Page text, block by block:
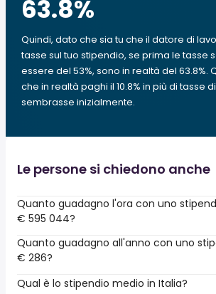
63.8%
Quindi, dato che sia tu che il datore di
tasse sul tuo stipendio, se prima le tasse
essere del 53%, sono in realtà del 63.8%.
che in realtà paghi il 10.8% in più di tasse
sembrasse inizialmente.
Le persone si chiedono anche
Quanto guadagno l'ora con uno
€ 595 044?
Quanto guadagno all'anno con uno
€ 286?
Qual è lo stipendio medio in Italia?